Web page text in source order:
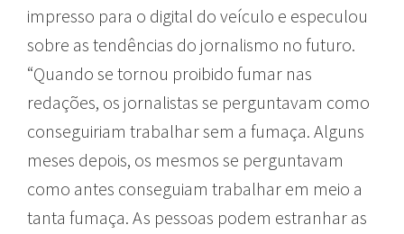
impresso para o digital do veículo e especulou
sobre as tendências do jornalismo no futuro.
“Quando se tornou proibido fumar nas
redações, os jornalistas se perguntavam como
conseguiriam trabalhar sem a fumaça. Alguns
meses depois, os mesmos se perguntavam
como antes conseguiam trabalhar em meio a
tanta fumaça. As pessoas podem estranhar as